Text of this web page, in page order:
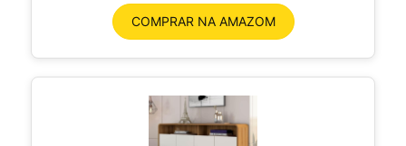
COMPRAR NA AMAZOM